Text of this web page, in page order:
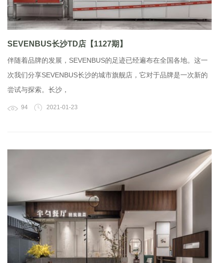
SEVENBUS长沙TD店【1127期】
伴随着品牌的发展，SEVENBUS的足迹已经遍布在全国各地。这一
次我们分享SEVENBUS长沙的城市旗舰店，它对于品牌是一次新的
尝试与探索。长沙，
94 2021-01-23